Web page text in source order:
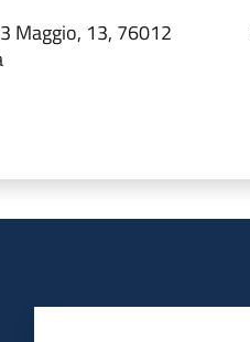
Maggio, 13, 76012